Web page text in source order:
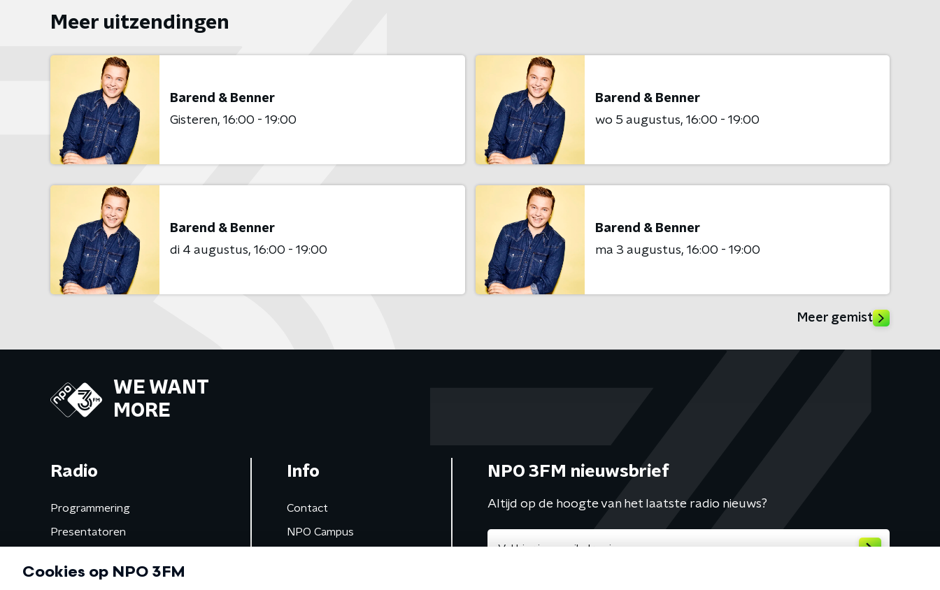
Meer uitzendingen
Barend & Benner
Gisteren 16:00 - 19:00
Barend & Benner
wo 5 augustus 16:00 - 19:00
Barend & Benner
di 4 augustus 16:00 - 19:00
Barend & Benner
ma 3 augustus 16:00 - 19:00
Meer gemist
WE WANT
MORE
Radio
Programmering
Presentatoren
Gemist
Info
Contact
NPO Campus
NPO 3FM nieuwsbrief
Altijd op de hoogte van het laatste radio nieuws?